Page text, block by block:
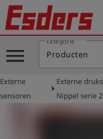
Sectoren
Blog
Producten
Support
menu
categorie
Producten
Externe
sensoren
arrow_right
Externe
Nippel serie